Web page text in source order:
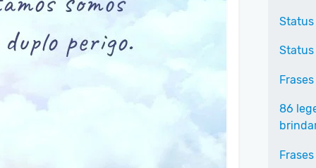
Status
Status
86